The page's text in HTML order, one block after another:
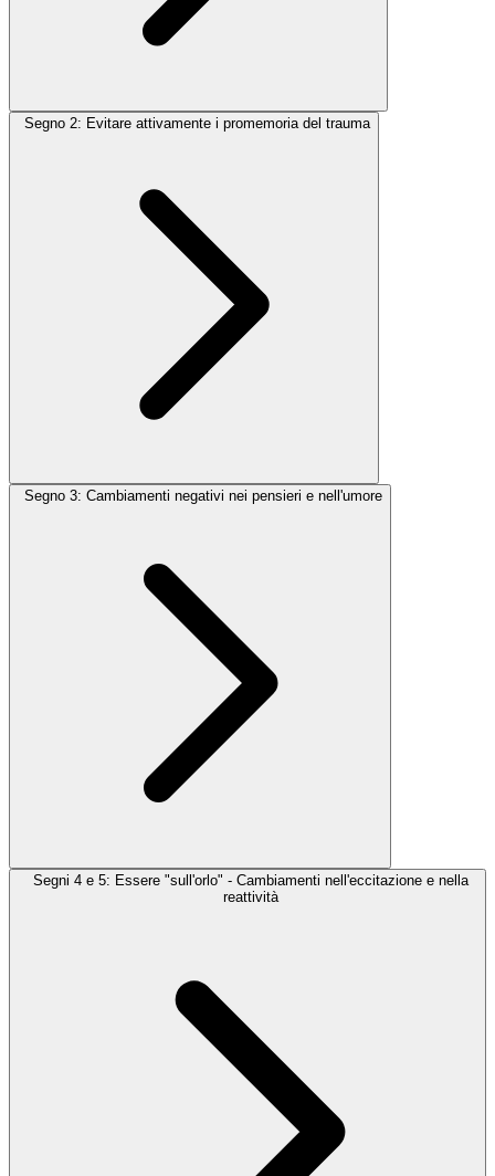
Segno 2: Evitare attivamente i promemoria del trauma
Segno 3: Cambiamenti negativi nei pensieri e nell'umore
Segni 4 e 5: Essere "sull'orlo" - Cambiamenti nell'eccitazione e nella
reattività